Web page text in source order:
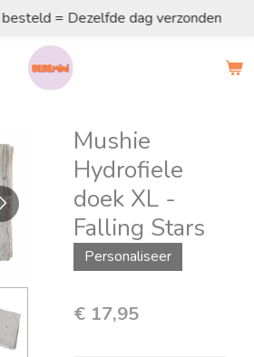
= Dezelfde dag verzonden
Mushie
Hydrofiele
doek XL -
Falling Stars
Personaliseer
€ 17,95